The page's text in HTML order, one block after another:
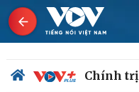
Chính trị